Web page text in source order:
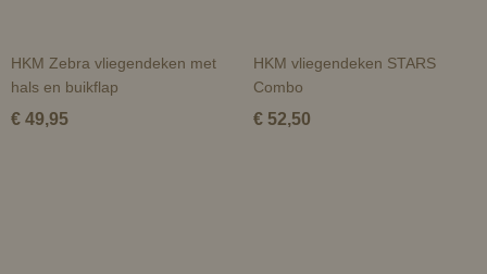
HKM Zebra vliegendeken met
hals en buikflap
€ 49,95
HKM vliegendeken STARS
Combo
€ 52,50